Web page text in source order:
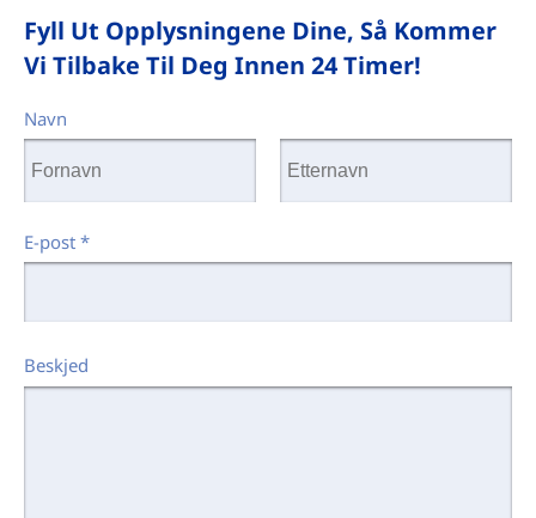
Fyll Ut Opplysningene Dine, Så Kommer
Vi Tilbake Til Deg Innen 24 Timer!
Navn
E-post *
Beskjed